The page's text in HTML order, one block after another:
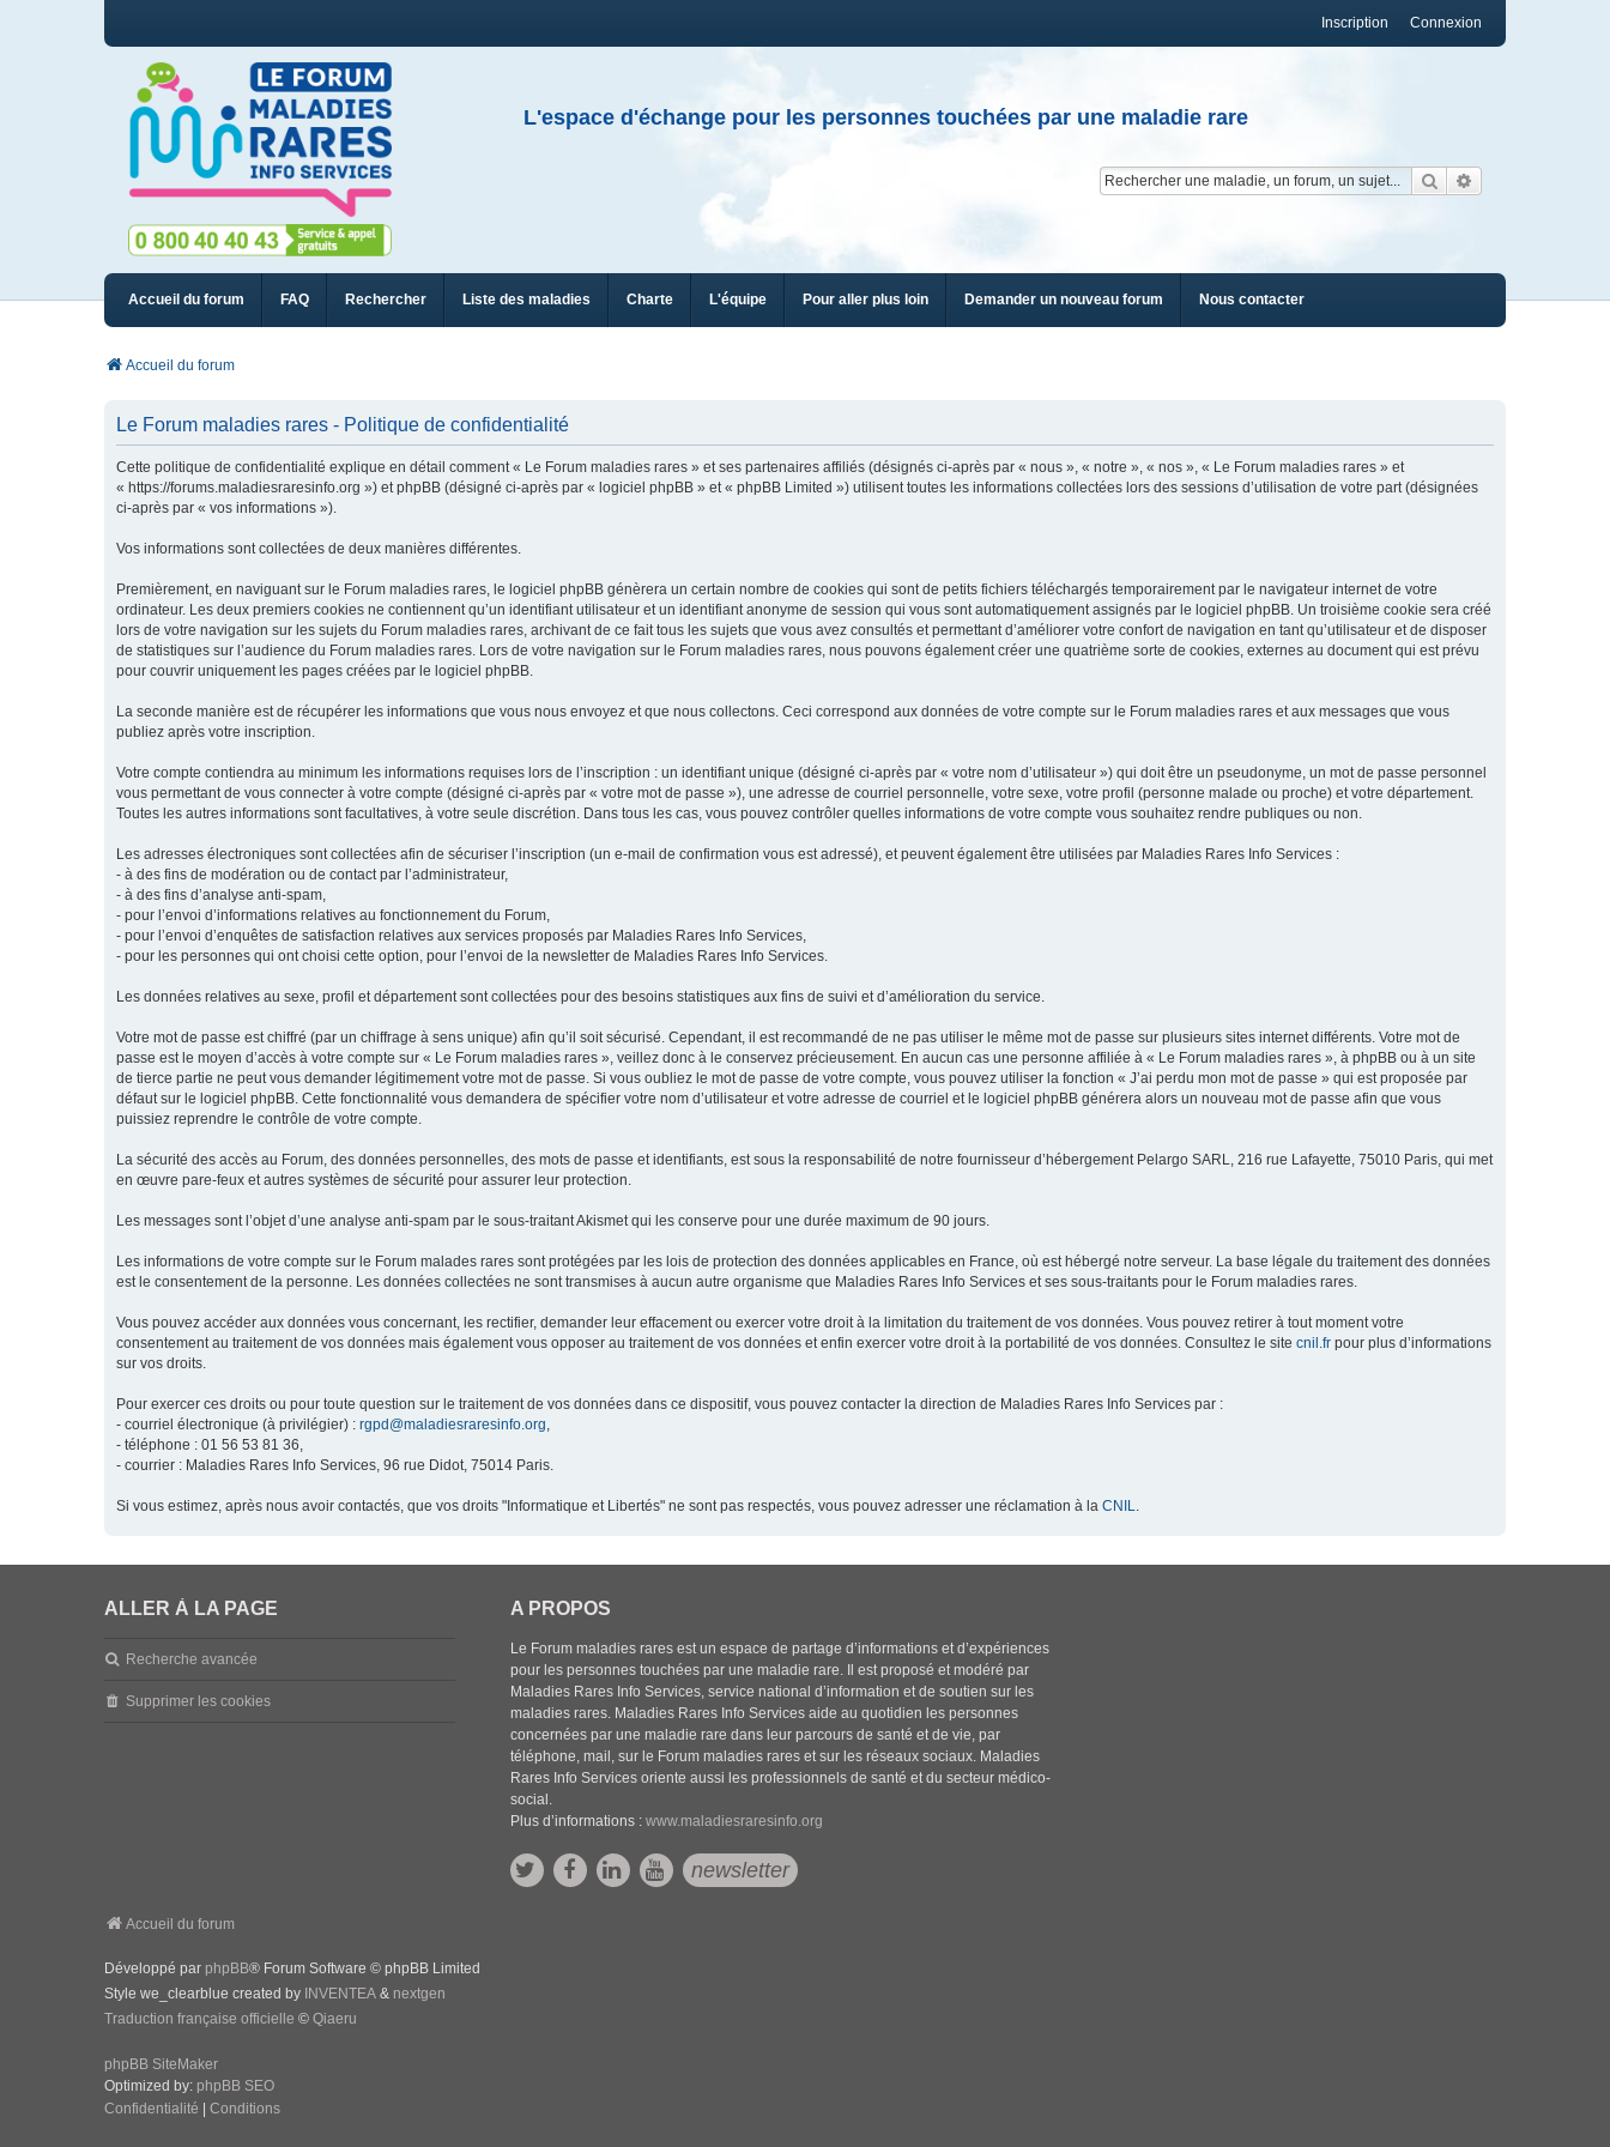
Connexion
Inscription
L'espace d'échange pour les personnes touchées par une maladie rare
Rechercher
Accueil du forum FAQ Rechercher Liste des maladies Charte L'équipe Pour aller plus loin Demander un nouveau forum Nous contacter
Accueil du forum
Le Forum maladies rares - Politique de confidentialité
Cette politique de confidentialité explique en détail comment « Le Forum maladies rares » et ses partenaires affiliés (désignés ci-après par « nous », « notre », « nos », « Le Forum maladies rares » et
« https://forums.maladiesraresinfo.org ») et phpBB (désigné ci-après par « logiciel phpBB » et « phpBB Limited ») utilisent toutes les informations collectées lors des sessions d’utilisation de votre part (désignées
ci-après par « vos informations »).
Vos informations sont collectées de deux manières différentes.
Premièrement, en naviguant sur le Forum maladies rares, le logiciel phpBB génèrera un certain nombre de cookies qui sont de petits fichiers téléchargés temporairement par le navigateur internet de votre
ordinateur. Les deux premiers cookies ne contiennent qu’un identifiant utilisateur et un identifiant anonyme de session qui vous sont automatiquement assignés par le logiciel phpBB. Un troisième cookie sera créé
lors de votre navigation sur les sujets du Forum maladies rares, archivant de ce fait tous les sujets que vous avez consultés et permettant d’améliorer votre confort de navigation en tant qu’utilisateur et de disposer
de statistiques sur l’audience du Forum maladies rares. Lors de votre navigation sur le Forum maladies rares, nous pouvons également créer une quatrième sorte de cookies, externes au document qui est prévu
pour couvrir uniquement les pages créées par le logiciel phpBB.
La seconde manière est de récupérer les informations que vous nous envoyez et que nous collectons. Ceci correspond aux données de votre compte sur le Forum maladies rares et aux messages que vous
publiez après votre inscription.
Votre compte contiendra au minimum les informations requises lors de l’inscription : un identifiant unique (désigné ci-après par « votre nom d’utilisateur ») qui doit être un pseudonyme, un mot de passe personnel
vous permettant de vous connecter à votre compte (désigné ci-après par « votre mot de passe »), une adresse de courriel personnelle, votre sexe, votre profil (personne malade ou proche) et votre département.
Toutes les autres informations sont facultatives, à votre seule discrétion. Dans tous les cas, vous pouvez contrôler quelles informations de votre compte vous souhaitez rendre publiques ou non.
Les adresses électroniques sont collectées afin de sécuriser l’inscription (un e-mail de confirmation vous est adressé), et peuvent également être utilisées par Maladies Rares Info Services :
- à des fins de modération ou de contact par l’administrateur,
- à des fins d’analyse anti-spam,
- pour l’envoi d’informations relatives au fonctionnement du Forum,
- pour l’envoi d’enquêtes de satisfaction relatives aux services proposés par Maladies Rares Info Services,
- pour les personnes qui ont choisi cette option, pour l’envoi de la newsletter de Maladies Rares Info Services.
Les données relatives au sexe, profil et département sont collectées pour des besoins statistiques aux fins de suivi et d’amélioration du service.
Votre mot de passe est chiffré (par un chiffrage à sens unique) afin qu’il soit sécurisé. Cependant, il est recommandé de ne pas utiliser le même mot de passe sur plusieurs sites internet différents. Votre mot de
passe est le moyen d’accès à votre compte sur « Le Forum maladies rares », veillez donc à le conservez précieusement. En aucun cas une personne affiliée à « Le Forum maladies rares », à phpBB ou à un site
de tierce partie ne peut vous demander légitimement votre mot de passe. Si vous oubliez le mot de passe de votre compte, vous pouvez utiliser la fonction « J’ai perdu mon mot de passe » qui est proposée par
défaut sur le logiciel phpBB. Cette fonctionnalité vous demandera de spécifier votre nom d’utilisateur et votre adresse de courriel et le logiciel phpBB générera alors un nouveau mot de passe afin que vous
puissiez reprendre le contrôle de votre compte.
La sécurité des accès au Forum, des données personnelles, des mots de passe et identifiants, est sous la responsabilité de notre fournisseur d’hébergement Pelargo SARL, 216 rue Lafayette, 75010 Paris, qui met
en œuvre pare-feux et autres systèmes de sécurité pour assurer leur protection.
Les messages sont l’objet d’une analyse anti-spam par le sous-traitant Akismet qui les conserve pour une durée maximum de 90 jours.
Les informations de votre compte sur le Forum malades rares sont protégées par les lois de protection des données applicables en France, où est hébergé notre serveur. La base légale du traitement des données
est le consentement de la personne. Les données collectées ne sont transmises à aucun autre organisme que Maladies Rares Info Services et ses sous-traitants pour le Forum maladies rares.
Vous pouvez accéder aux données vous concernant, les rectifier, demander leur effacement ou exercer votre droit à la limitation du traitement de vos données. Vous pouvez retirer à tout moment votre
consentement au traitement de vos données mais également vous opposer au traitement de vos données et enfin exercer votre droit à la portabilité de vos données. Consultez le site cnil.fr pour plus d’informations
sur vos droits.
Pour exercer ces droits ou pour toute question sur le traitement de vos données dans ce dispositif, vous pouvez contacter la direction de Maladies Rares Info Services par :
- courriel électronique (à privilégier) : rgpd@maladiesraresinfo.org,
- téléphone : 01 56 53 81 36,
- courrier : Maladies Rares Info Services, 96 rue Didot, 75014 Paris.
Si vous estimez, après nous avoir contactés, que vos droits "Informatique et Libertés" ne sont pas respectés, vous pouvez adresser une réclamation à la CNIL.
ALLER À LA PAGE
Recherche avancée
Supprimer les cookies
A PROPOS
Le Forum maladies rares est un espace de partage d’informations et d’expériences
pour les personnes touchées par une maladie rare. Il est proposé et modéré par
Maladies Rares Info Services, service national d’information et de soutien sur les
maladies rares. Maladies Rares Info Services aide au quotidien les personnes
concernées par une maladie rare dans leur parcours de santé et de vie, par
téléphone, mail, sur le Forum maladies rares et sur les réseaux sociaux. Maladies
Rares Info Services oriente aussi les professionnels de santé et du secteur médico-
social.
Plus d’informations :www.maladiesraresinfo.org
newsletter
Accueil du forum
Développé par phpBB® Forum Software © phpBB Limited
Style we_clearblue created by INVENTEA & nextgen
Traduction française officielle © Qiaeru
phpBB SiteMaker
Optimized by: phpBB SEO
Confidentialité
Conditions